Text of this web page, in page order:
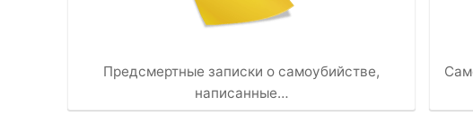
Предсмертные записки о самоубийстве,
написанные…